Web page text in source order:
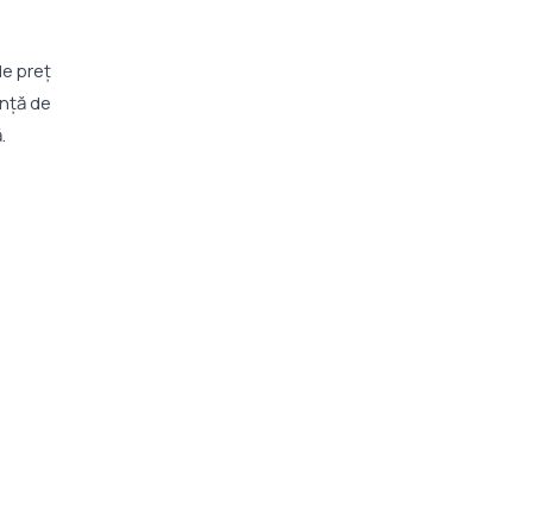
preț
de